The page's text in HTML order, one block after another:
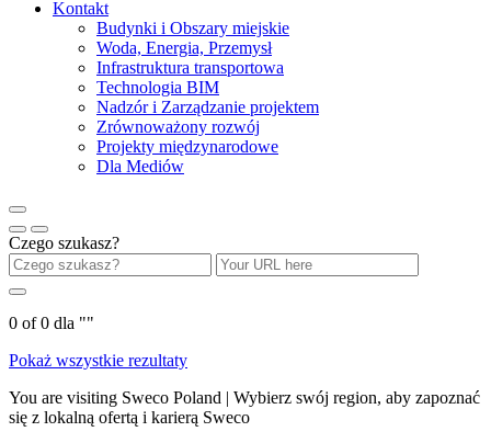
Kontakt
Budynki i Obszary miejskie
Woda, Energia, Przemysł
Infrastruktura transportowa
Technologia BIM
Nadzór i Zarządzanie projektem
Zrównoważony rozwój
Projekty międzynarodowe
Dla Mediów
Czego szukasz?
0 of0 dla ""
Pokaż wszystkie rezultaty
You are visiting Sweco Poland | Wybierz swój region, aby zapoznać
się z lokalną ofertą i karierą Sweco